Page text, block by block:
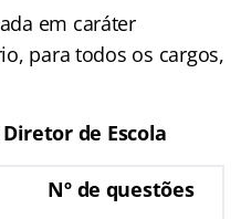
em caráter
para todos os cargos,
de Escola
Nº de questões